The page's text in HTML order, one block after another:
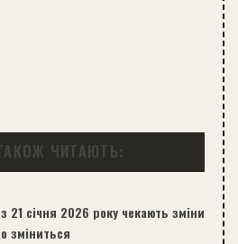
ЧИТАЮТЬ:
21 січня 2026 року чекають зміни
зміниться